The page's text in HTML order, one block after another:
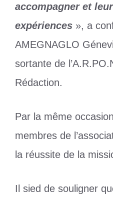
accompagner et
expériences », a
AMEGNAGLO
sortante de
Rédaction.
Par la même
membres de
la réussite de la
Il sied de souligner